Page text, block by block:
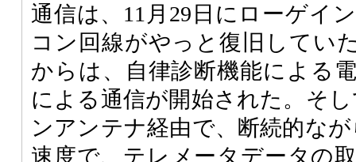
通信は、11月29日にローゲイ
コン回線がやっと復旧してい
からは、自律診断機能による
による通信が開始された。そ
ンアンテナ経由で、断続的な
速度で、テレメータデータの